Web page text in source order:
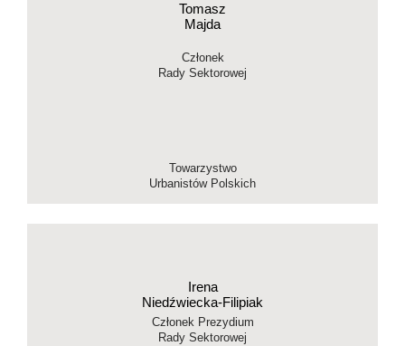
Tomasz
Majda
Członek
Rady Sektorowej
Towarzystwo
Urbanistów Polskich
Irena
Niedźwiecka-Filipiak
Członek Prezydium
Rady Sektorowej